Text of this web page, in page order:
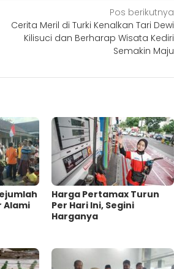
Pos berikutnya
Cerita Meril di Turki Kenalkan Tari Dewi
Kilisuci dan Berharap Wisata Kediri
Semakin Maju
Alami
Harga Pertamax Turun
Per Hari Ini, Segini
Harganya